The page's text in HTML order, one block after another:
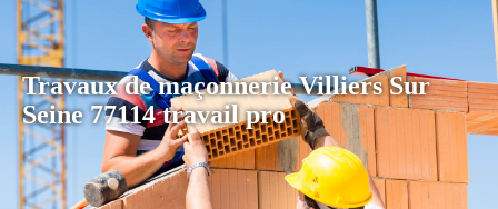
Travaux de maçonnerie Villiers Sur
Seine 77114 travail pro